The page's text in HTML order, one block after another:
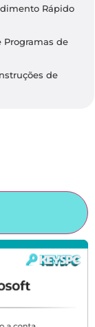
Rápido
Programas de
de